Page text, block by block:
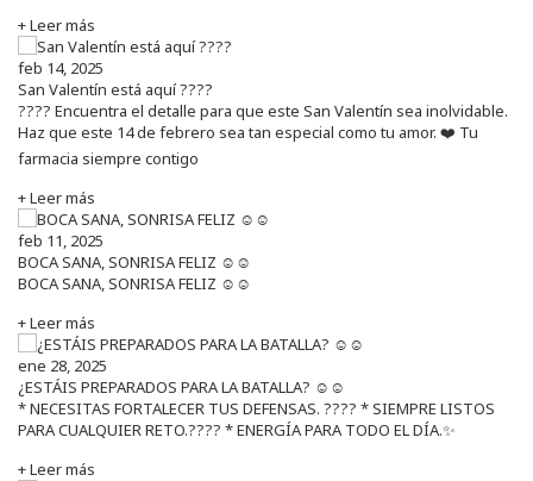
+ Leer más
feb 14, 2025
San Valentín está aquí ????
???? Encuentra el detalle para que este San Valentín sea inolvidable.
Haz que este 14 de febrero sea tan especial como tu amor. ❤️ Tu
farmacia siempre contigo
+ Leer más
feb 11, 2025
BOCA SANA, SONRISA FELIZ ☺️☺️
BOCA SANA, SONRISA FELIZ ☺️☺️
+ Leer más
ene 28, 2025
¿ESTÁIS PREPARADOS PARA LA BATALLA? ☺️☺️
* NECESITAS FORTALECER TUS DEFENSAS. ????️ * SIEMPRE LISTOS
PARA CUALQUIER RETO.???? * ENERGÍA PARA TODO EL DÍA.✨
+ Leer más